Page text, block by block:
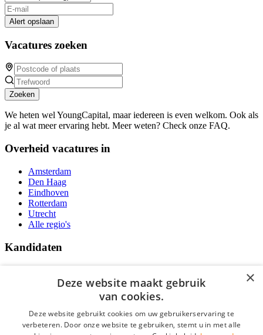
Alert opslaan
Vacatures zoeken
Zoeken
We heten wel YoungCapital, maar iedereen is even welkom. Ook als
je al wat meer ervaring hebt. Meer weten? Check onze FAQ.
Overheid vacatures in
Amsterdam
Den Haag
Eindhoven
Rotterdam
Utrecht
Alle regio's
Kandidaten
Vacatures
Over Vacatures Overheid Online
YoungCapital IOS App
YoungCapital Android App
×
Deze website maakt gebruik
van cookies.
Deze website gebruikt cookies om uw gebruikerservaring te
verbeteren. Door onze website te gebruiken, stemt u in met alle